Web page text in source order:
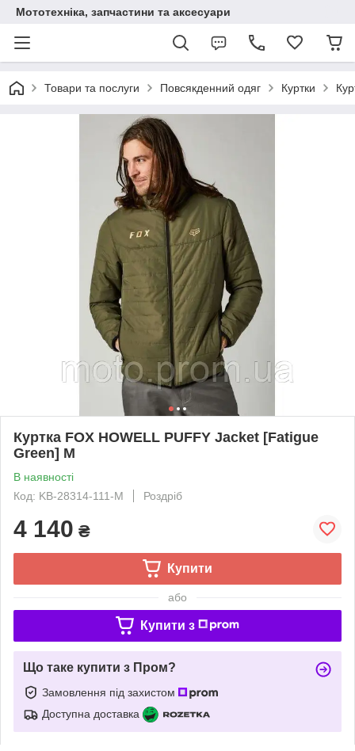
Мототехніка, запчастини та аксесуари
Товари та послуги Повсякденний одяг Куртки
Куртка FOX HOWELL PUFFY Jacket [Fatigue
Green] M
В наявності
Код: KB-28314-111-M
Роздріб
4 140 ₴
Купити
або
Купити з
Що таке купити з Пром?
Замовлення під захистом
Доступна доставка